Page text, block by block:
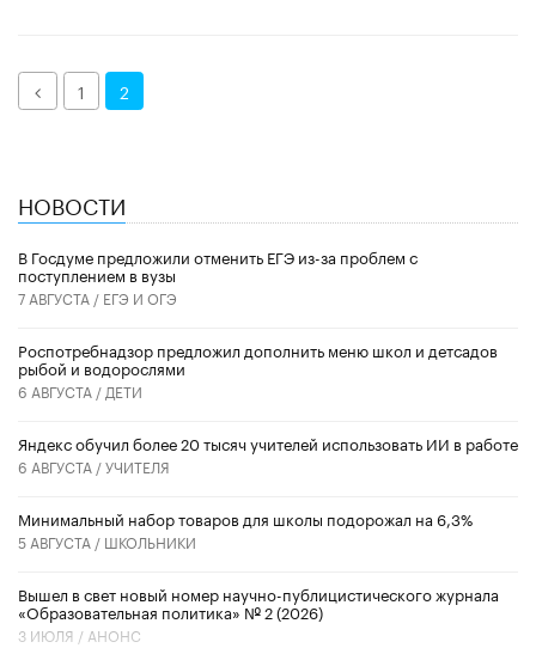
Назад1 2
НОВОСТИ
В Госдуме предложили отменить ЕГЭ из-за проблем с
поступлением в вузы
7 АВГУСТА / ЕГЭ И ОГЭ
Роспотребнадзор предложил дополнить меню школ и детсадов
рыбой и водорослями
6 АВГУСТА / ДЕТИ
​Яндекс обучил более 20 тысяч учителей использовать ИИ в работе
6 АВГУСТА /УЧИТЕЛЯ
Минимальный набор товаров для школы подорожал на 6,3%
5 АВГУСТА / ШКОЛЬНИКИ
Вышел в свет новый номер научно-публицистического журнала
«Образовательная политика» № 2 (2026)
3 ИЮЛЯ / АНОНС